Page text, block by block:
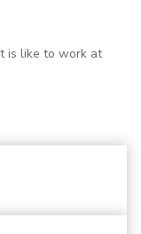
is like to work at